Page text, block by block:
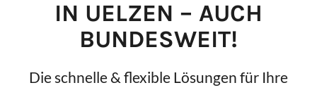
IN UELZEN – AUCH
BUNDESWEIT!
Die schnelle & flexible Lösungen für Ihre